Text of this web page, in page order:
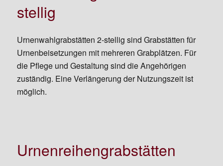
stellig
Urnenwahlgrabstätten 2-stellig sind Grabstätten für
Urnenbeisetzungen mit mehreren Grabplätzen. Für
die Pflege und Gestaltung sind die Angehörigen
zuständig. Eine Verlängerung der Nutzungszeit ist
möglich.
Urnenreihengrabstätten